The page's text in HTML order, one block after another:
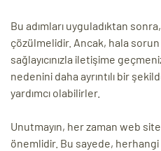
Bu adımları uyguladıktan
çözülmelidir. Ancak, hala sorun
sağlayıcınızla iletişime
nedenini daha ayrıntılı bir
yardımcı olabilirler.
Unutmayın, her zaman web
önemlidir. Bu sayede, herhangi